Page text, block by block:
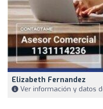
Elizabeth Fernandez
Ver información y datos